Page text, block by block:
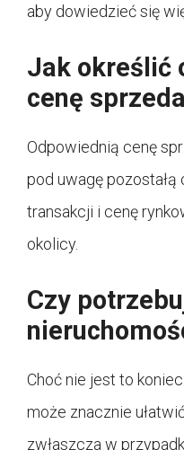
aby dowiedzieć się
Jak określić
cenę
Odpowiednią cenę
pod uwagę
transakcji i cenę
okolicy.
Czy
Choć nie jest to
może znacznie
zwłaszcza w